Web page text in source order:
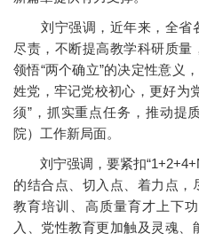
刘宁强调，近年来，全省
尽责，不断提高教学科研质量
领悟“两个确立”的决定性意义
姓党，牢记党校初心，更好为
须”，抓实重点任务，推动提
院）工作新局面。
刘宁强调，要紧扣
的结合点、切入点、着力点
教育培训、高质量育才上下
入、党性教育更加触及灵魂